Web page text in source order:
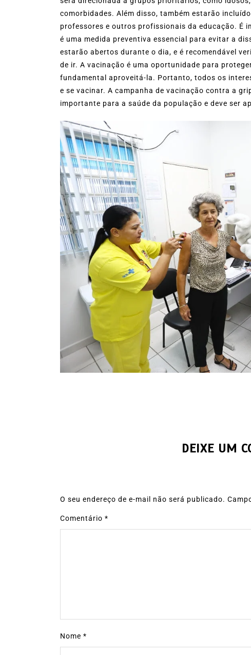
comorbidades. Além disso, também estarão
professores e outros profissionais da educação. É
é uma medida preventiva essencial para evitar a
estarão abertos durante o dia, e é recomendável
de ir. A vacinação é uma oportunidade para
fundamental aproveitá-la. Portanto, todos os
e se vacinar. A campanha de vacinação contra a
importante para a saúde da população e deve ser
DEIXE UM
O seu endereço de e-mail não será publicado.
Comentário *
Nome *